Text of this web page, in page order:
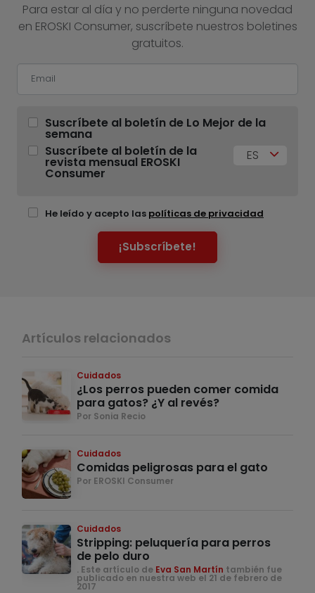
Para estar al día y no perderte ninguna novedad
en EROSKI Consumer, suscríbete nuestros boletines
gratuitos.
Suscríbete al boletín de Lo Mejor de la
semana
Suscríbete al boletín de la
revista mensual EROSKI
Consumer
ES
He leído y acepto las políticas de privacidad
¡Subscríbete!
Artículos relacionados
Cuidados
¿Los perros pueden comer comida
para gatos? ¿Y al revés?
Por Sonia Recio
Cuidados
Comidas peligrosas para el gato
Por EROSKI Consumer
Cuidados
Stripping: peluquería para perros
de pelo duro
. Este artículo de Eva San Martín también fue
publicado en nuestra web el 21 de febrero de
2017